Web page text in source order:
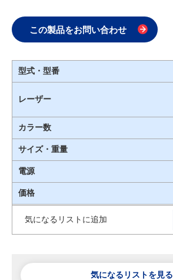
この製品をお問い合わせ
型式・型番
レーザー
カラー数
サイズ・重量
電源
価格
気になるリストに追加
気になるリストを見る